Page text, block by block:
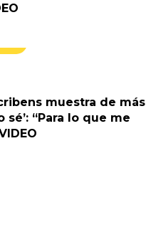
muestra de más
sé’: “Para lo que me